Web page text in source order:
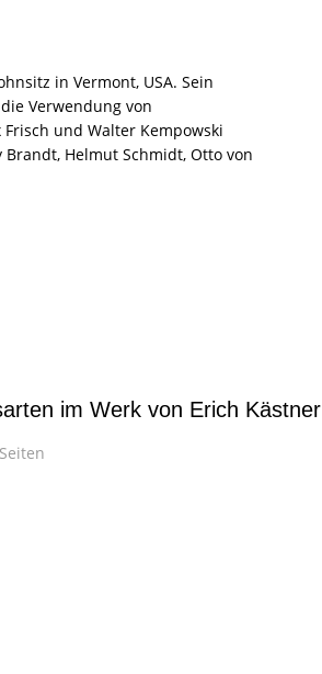
in Vermont, USA. Sein
Verwendung von
und Walter Kempowski
Helmut Schmidt, Otto von
im Werk von Erich Kästner